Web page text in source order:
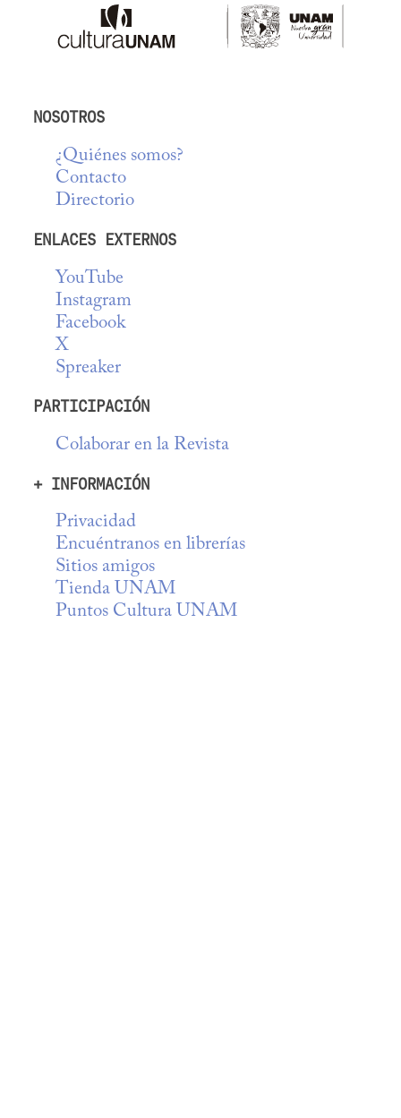
NOSOTROS
¿Quiénes somos?
Contacto
Directorio
ENLACES EXTERNOS
YouTube
Instagram
Facebook
X
Spreaker
PARTICIPACIÓN
Colaborar en la Revista
+ INFORMACIÓN
Privacidad
Encuéntranos en librerías
Sitios amigos
Tienda UNAM
Puntos Cultura UNAM